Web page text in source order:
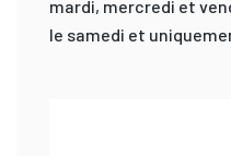
mardi, mercredi et
le samedi et